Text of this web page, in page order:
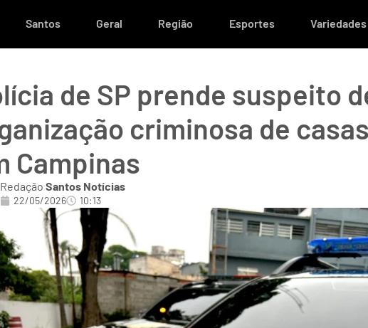
Santos Geral Região Esportes Variedades
de SP prende suspeito
criminosa de
Campinas
Redação Santos Notícias
22/05/2026 10:13